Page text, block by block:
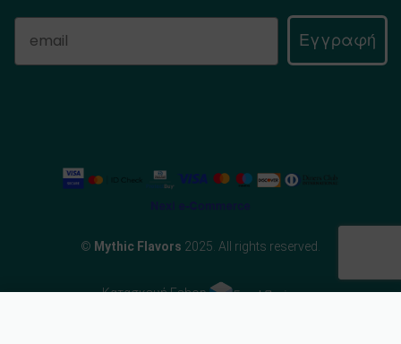
Εγγραφή
© Mythic Flavors 2025. All rights reserved.
Κατασκευή Eshop